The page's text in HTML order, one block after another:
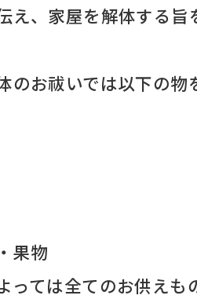
え、家屋を解体する旨
のお祓いでは以下の物
果物
っては全てのお供えも